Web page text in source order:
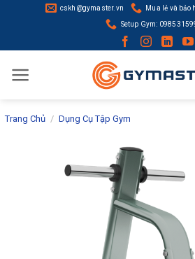
cskh@gymaster.vn Mua lẻ và bảo
Setup Gym:
Trang Chủ / Dụng Cụ Tập Gym